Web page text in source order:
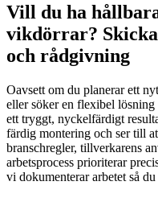
Vill du ha
vikdörrar?
och rådgivning
Oavsett om du planerar ett
eller söker en flexibel
ett tryggt, nyckelfärdigt
färdig montering och ser till
branschregler, tillverkarens
arbetsprocess prioriterar
vi dokumenterar arbetet så